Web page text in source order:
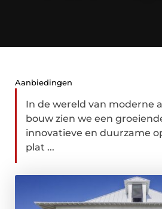
Aanbiedingen
In de wereld van moderne
bouw zien we een
innovatieve en duurzame
plat ...